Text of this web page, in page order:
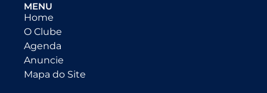
MENU
Home
O Clube
Agenda
Anuncie
Mapa do Site